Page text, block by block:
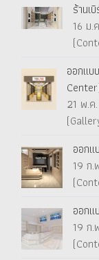
ร้านเ
16 ม.
ออกแบ
21 พ.
ออกแ
19 ก.
ออกแ
19 ก.